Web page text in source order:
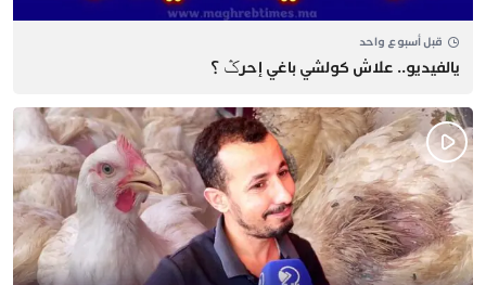
قبل أسبوع واحد
يالفيديو.. علاش كولشي باغي إحرݣ ؟